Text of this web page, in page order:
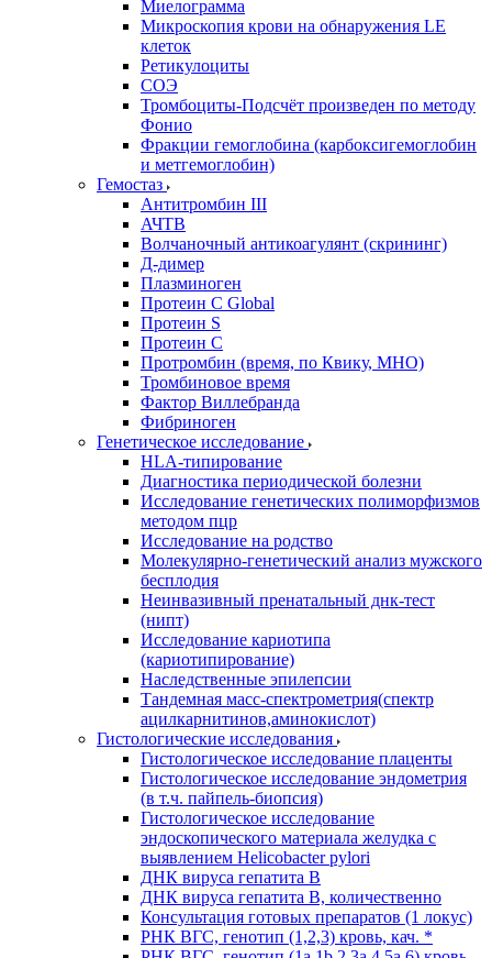
Миелограмма
Микроскопия крови на обнаружения LE
клеток
Ретикулоциты
СОЭ
Тромбоциты-Подсчёт произведен по методу
Фонио
Фракции гемоглобина (карбоксигемоглобин
и метгемоглобин)
Гемостаз
Антитромбин III
АЧТВ
Волчаночный антикоагулянт (скрининг)
Д-димер
Плазминоген
Протеин C Global
Протеин S
Протеин С
Протромбин (время, по Квику, МНО)
Тромбиновое время
Фактор Виллебранда
Фибриноген
Генетическое исследование
HLA-типирование
Диагностика периодической болезни
Исследование генетических полиморфизмов
методом пцр
Исследование на родство
Молекулярно-генетический анализ мужского
бесплодия
Неинвазивный пренатальный днк-тест
(нипт)
Исследование кариотипа
(кариотипирование)
Наследственные эпилепсии
Тандемная масс-спектрометрия(спектр
ацилкарнитинов,аминокислот)
Гистологические исследования
Гистологическое исследование плаценты
Гистологическое исследование эндометрия
(в т.ч. пайпель-биопсия)
Гистологическое исследование
эндоскопического материала желудка с
выявлением Helicobacter pylori
ДНК вируса гепатита B
ДНК вируса гепатита B, количественно
Консультация готовых препаратов (1 локус)
РНК ВГC, генотип (1,2,3) кровь, кач. *